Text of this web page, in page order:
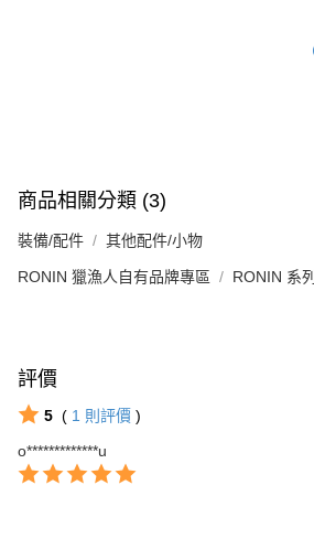
商品相關分類 (3)
裝備/配件 其他配件/小物
RONIN 獵漁人自有品牌專區 RONIN 系列
評價
5 ( 1 則評價 )
o*************u